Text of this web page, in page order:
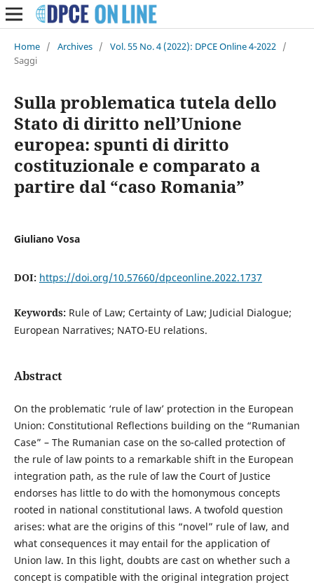
Home / Archives / Vol. 55 No. 4 (2022): DPCE Online 4-2022 /
Saggi
Sulla problematica tutela dello
Stato di diritto nell’Unione
europea: spunti di diritto
costituzionale e comparato a
partire dal “caso Romania”
Giuliano Vosa
DOI: https://doi.org/10.57660/dpceonline.2022.1737
Keywords: Rule of Law; Certainty of Law; Judicial Dialogue;
European Narratives; NATO-EU relations.
Abstract
On the problematic ‘rule of law’ protection in the European
Union: Constitutional Reflections building on the “Rumanian
Case” – The Rumanian case on the so-called protection of
the rule of law points to a remarkable shift in the European
integration path, as the rule of law the Court of Justice
endorses has little to do with the homonymous concepts
rooted in national constitutional laws. A twofold question
arises: what are the origins of this “novel” rule of law, and
what consequences it may entail for the application of
Union law. In this light, doubts are cast on whether such a
concept is compatible with the original integration project